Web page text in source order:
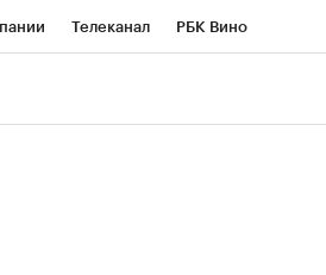
Телеканал РБК Вино